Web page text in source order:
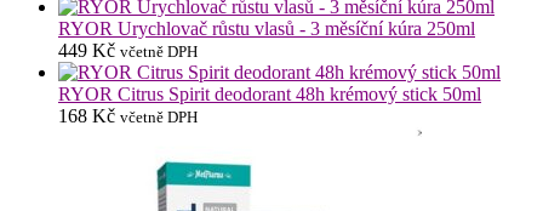
RYOR Urychlovač růstu vlasů - 3 měsíční kúra 250ml
449 Kč včetně DPH
RYOR Citrus Spirit deodorant 48h krémový stick 50ml
168 Kč včetně DPH